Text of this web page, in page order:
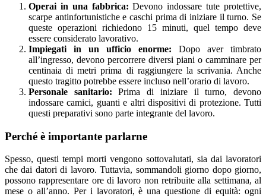
Operai in una fabbrica: Devono indossare tute protettive,
scarpe antinfortunistiche e caschi prima di iniziare il turno. Se
queste operazioni richiedono 15 minuti, quel tempo deve
essere considerato lavorativo.
Impiegati in un ufficio enorme: Dopo aver timbrato
all’ingresso, devono percorrere diversi piani o camminare per
centinaia di metri prima di raggiungere la scrivania. Anche
questo tragitto potrebbe essere incluso nell’orario di lavoro.
Personale sanitario: Prima di iniziare il turno, devono
indossare camici, guanti e altri dispositivi di protezione. Tutti
questi preparativi sono parte integrante del lavoro.
Perché è importante parlarne
Spesso, questi tempi morti vengono sottovalutati, sia dai lavoratori
che dai datori di lavoro. Tuttavia, sommandoli giorno dopo giorno,
possono rappresentare ore di lavoro non retribuite alla settimana, al
mese o all’anno. Per i lavoratori, è una questione di equità: ogni